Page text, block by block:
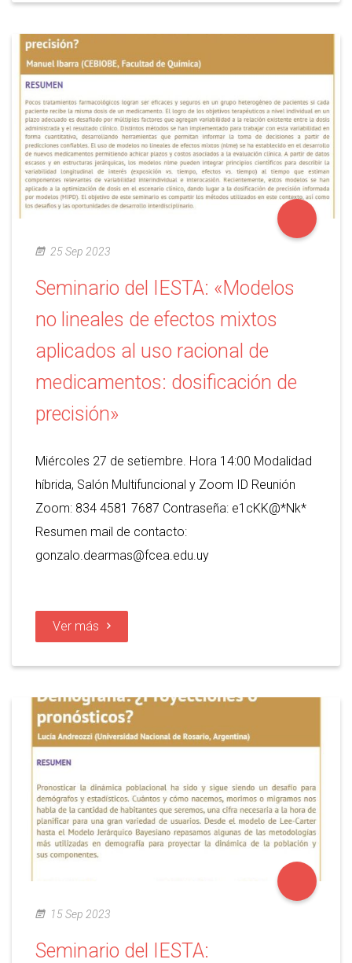
25 Sep 2023
Seminario del IESTA: «Modelos
no lineales de efectos mixtos
aplicados al uso racional de
medicamentos: dosificación de
precisión»
Miércoles 27 de setiembre. Hora 14:00 Modalidad
híbrida, Salón Multifuncional y Zoom ID Reunión
Zoom: 834 4581 7687 Contraseña: e1cKK@*Nk*
Resumen mail de contacto:
gonzalo.dearmas@fcea.edu.uy
Ver más
15 Sep 2023
Seminario del IESTA: